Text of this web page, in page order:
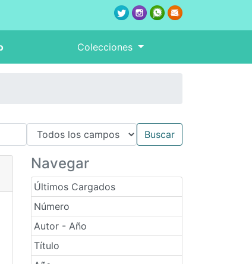
Colecciones
Navegar
Últimos Cargados
Número
Autor - Año
Título